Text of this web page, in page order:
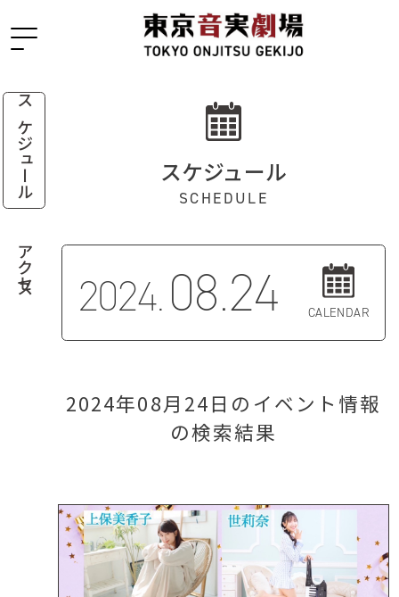
スケジュール
アクセス
スケジュール
SCHEDULE
2024.08.24 CALENDAR
2024年08月24日のイベント情報
の検索結果